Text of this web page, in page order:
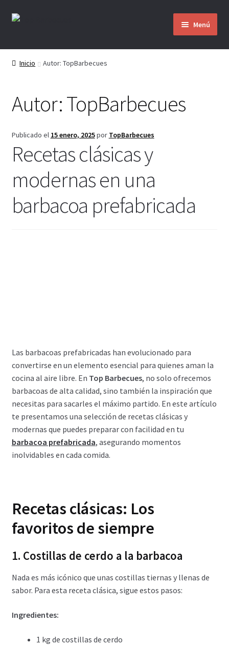
Ir
Ir
Menú
Inicio
Quienes somos
Montaje
Envío
Contacto
Inicio Autor: TopBarbecues
Autor:TopBarbecues
Publicado el 15 enero, 2025por TopBarbecues
Recetas clásicas y
modernas en una
barbacoa prefabricada
Las barbacoas prefabricadas han evolucionado para
convertirse en un elemento esencial para quienes aman la
cocina al aire libre. En Top Barbecues, no solo ofrecemos
barbacoas de alta calidad, sino también la inspiración que
necesitas para sacarles el máximo partido. En este artículo
te presentamos una selección de recetas clásicas y
modernas que puedes preparar con facilidad en tu
barbacoa prefabricada, asegurando momentos
inolvidables en cada comida.
Recetas clásicas: Los
favoritos de siempre
1. Costillas de cerdo a la barbacoa
Nada es más icónico que unas costillas tiernas y llenas de
sabor. Para esta receta clásica, sigue estos pasos:
Ingredientes:
1 kg de costillas de cerdo